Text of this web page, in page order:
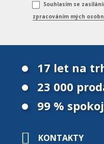
Souhlasím se
zpracováním mých
17 let na
23 000
99 %
KONTAKTY